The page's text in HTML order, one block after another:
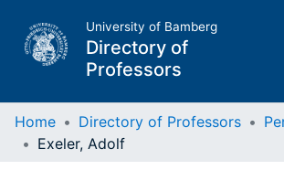
University of Bamberg
Directory of
Professors
Home Directory of Professors
Exeler, Adolf